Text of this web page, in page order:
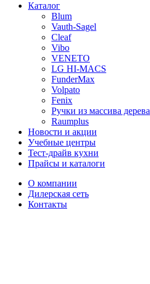
Каталог
Blum
Vauth-Sagel
Cleaf
Vibo
VENETO
LG HI-MACS
FunderMax
Volpato
Fenix
Ручки из массива дерева
Raumplus
Новости и акции
Учебные центры
Тест-драйв кухни
Прайсы и каталоги
О компании
Дилерская сеть
Контакты